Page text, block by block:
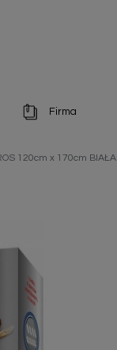
Firma
Artykuły Higieniczne
Zobacz wszystkie
120cm x 170cm BIAŁA